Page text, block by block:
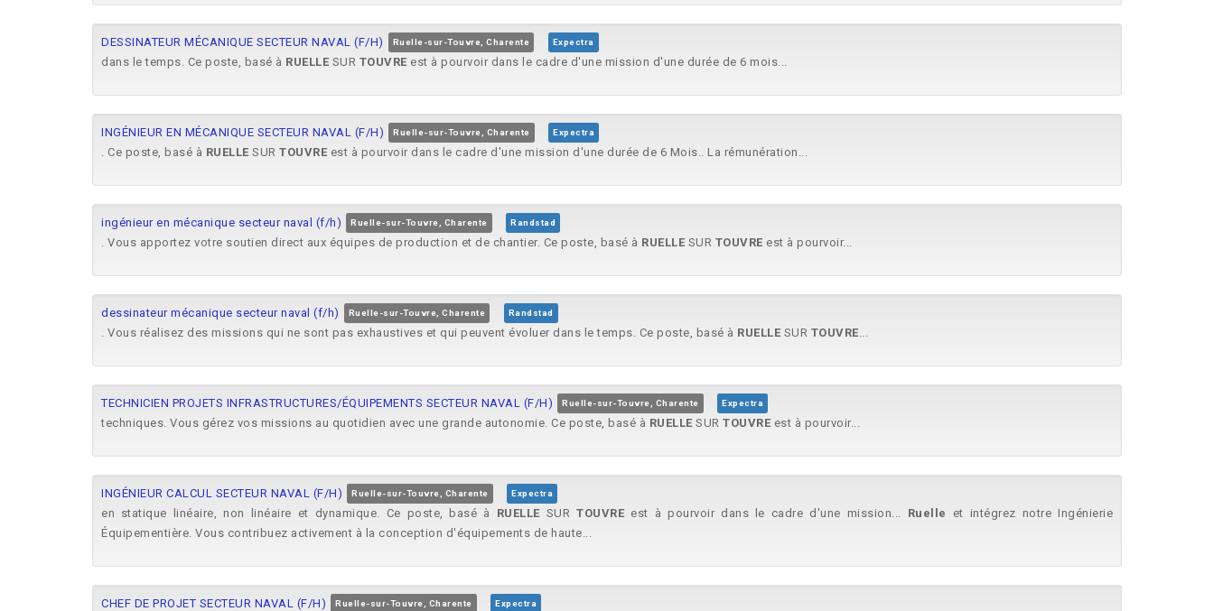
DESSINATEUR MÉCANIQUE SECTEUR NAVAL (F/H) Ruelle-sur-Touvre, Charente Expectra
dans le temps. Ce poste, basé à RUELLE SUR TOUVRE est à pourvoir dans le cadre d'une mission d'une durée de 6 mois...
INGÉNIEUR EN MÉCANIQUE SECTEUR NAVAL (F/H) Ruelle-sur-Touvre, Charente Expectra
. Ce poste, basé à RUELLE SUR TOUVRE est à pourvoir dans le cadre d'une mission d'une durée de 6 Mois.. La rémunération...
ingénieur en mécanique secteur naval (f/h) Ruelle-sur-Touvre, Charente Randstad
. Vous apportez votre soutien direct aux équipes de production et de chantier. Ce poste, basé à RUELLE SUR TOUVRE est à pourvoir...
dessinateur mécanique secteur naval (f/h) Ruelle-sur-Touvre, Charente Randstad
. Vous réalisez des missions qui ne sont pas exhaustives et qui peuvent évoluer dans le temps. Ce poste, basé à RUELLE SUR TOUVRE...
TECHNICIEN PROJETS INFRASTRUCTURES/ÉQUIPEMENTS SECTEUR NAVAL (F/H) Ruelle-sur-Touvre, Charente Expectra
techniques. Vous gérez vos missions au quotidien avec une grande autonomie. Ce poste, basé à RUELLE SUR TOUVRE est à pourvoir...
INGÉNIEUR CALCUL SECTEUR NAVAL (F/H) Ruelle-sur-Touvre, Charente Expectra
en statique linéaire, non linéaire et dynamique. Ce poste, basé à RUELLE SURTOUVRE est à pourvoir dans le cadre d'une mission... Ruelle
et intégrez notre Ingénierie
Équipementière. Vous contribuez activement à la conception d'équipements de haute...
CHEF DE PROJET SECTEUR NAVAL (F/H) Ruelle-sur-Touvre, Charente Expectra